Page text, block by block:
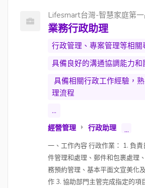
Lifesmart台灣-智慧家庭第
業務行政助理
行政管理、專案管理等相關
具備良好的溝通協調能力和
具備相關行政工作經驗，
理流程
...
經營管理 行政助理 ...
一、工作內容 行政作業： 1. 負
件管理和處理、郵件和包裹處理
務預約管理、基本平面文宣美化
作 3. 協助部門主管完成指定的項